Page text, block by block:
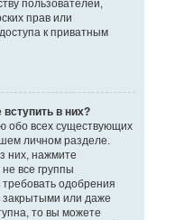
пользователей,
прав или
к приватным
в них?
обо всех существующих
личном разделе.
них, нажмите
все группы
одобрения
закрытыми или даже
то вы можете